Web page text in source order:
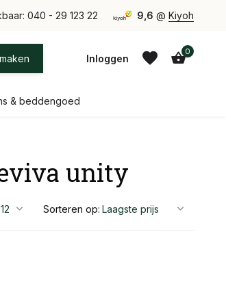
bij Eindhoven
040 - 29 123 22 9,6 @ Kiyoh
Inloggen
Account aanmaken
Account aanmaken
0
& beddengoed
unity
Sorteren op: